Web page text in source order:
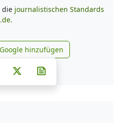
die journalistischen Standards
news.de zu Google
hinzufügen
auf Facebook
Teilen auf Whatsapp
Teilen auf Telegram
Pinterest
E-Mail teilen
Post auf XNewsletter